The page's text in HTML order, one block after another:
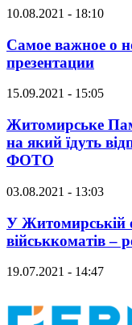
10.08.2021 - 18:10
Самое важное о
презентации
15.09.2021 - 15:05
Житомирське
на який їдуть
ФОТО
03.08.2021 - 13:03
У Житомирській
військкоматів –
19.07.2021 - 14:47